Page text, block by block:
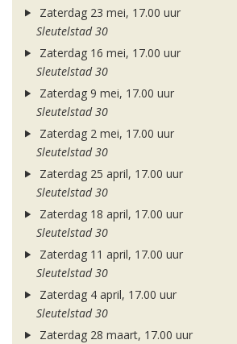
Zaterdag 23 mei, 17.00 uur
Sleutelstad 30
Zaterdag 16 mei, 17.00 uur
Sleutelstad 30
Zaterdag 9 mei, 17.00 uur
Sleutelstad 30
Zaterdag 2 mei, 17.00 uur
Sleutelstad 30
Zaterdag 25 april, 17.00 uur
Sleutelstad 30
Zaterdag 18 april, 17.00 uur
Sleutelstad 30
Zaterdag 11 april, 17.00 uur
Sleutelstad 30
Zaterdag 4 april, 17.00 uur
Sleutelstad 30
Zaterdag 28 maart, 17.00 uur